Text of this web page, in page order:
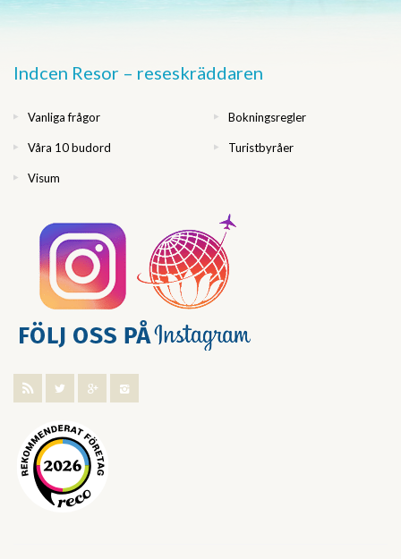
Indcen Resor – reseskräddaren
Vanliga frågor Bokningsregler
Våra 10 budord Turistbyråer
Visum